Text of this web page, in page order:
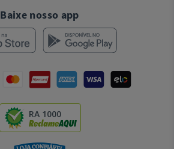
Baixe nosso app
RA 1000